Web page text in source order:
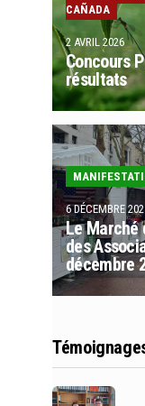
CAÑADA
2 AVRIL 2026
Concours
résultats
6 DÉCEMBRE
Le Marché
des
décembre